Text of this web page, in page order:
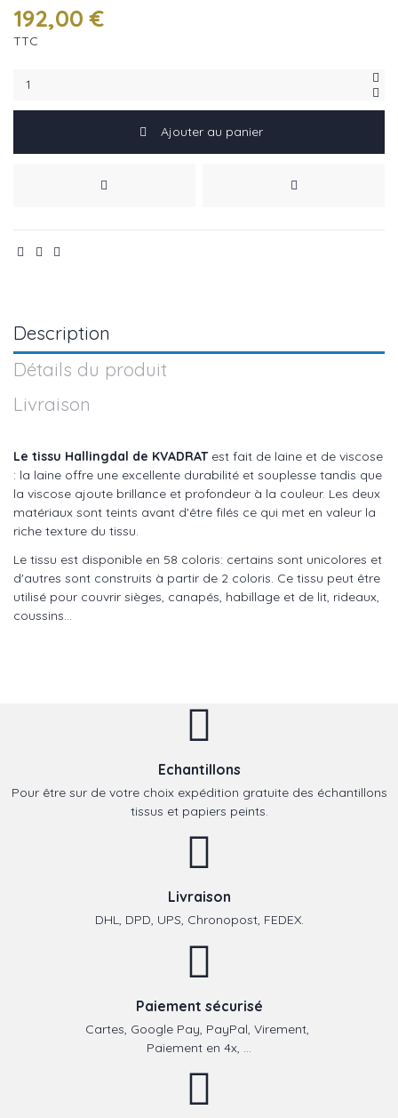
192,00 €
TTC
Ajouter au panier
Description
Détails du produit
Livraison
Le tissu Hallingdal de KVADRATest fait de laine et de viscose
: la laine offre une excellente durabilité et souplesse tandis que
la viscose ajoute brillance et profondeur à la couleur. Les deux
matériaux sont teints avant d'être filés ce qui met en valeur la
riche texture du tissu.
Le tissu est disponible en 58 coloris: certains sont unicolores et
d'autres sont construits à partir de 2 coloris. Ce tissu peut être
utilisé pour couvrir sièges, canapés, habillage et de lit, rideaux,
coussins...
Echantillons
Pour être sur de votre choix expédition gratuite des échantillons
tissus et papiers peints.
Livraison
DHL, DPD, UPS, Chronopost, FEDEX.
Paiement sécurisé
Cartes, Google Pay, PayPal, Virement,
Paiement en 4x, ...